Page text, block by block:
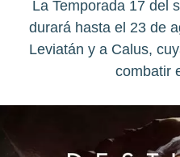
La Temporada 17 del
durará hasta el 23 de
Leviatán y a Calus,
combatir